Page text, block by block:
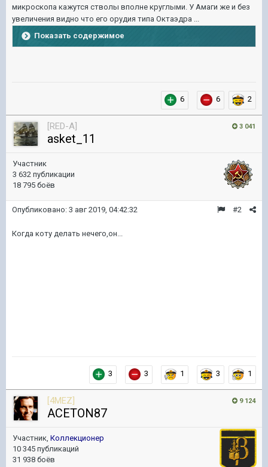
микроскопа кажутся стволы вполне круглыми. У Амаги же и без
увеличения видно что его орудия типа Октаэдра ...
Показать содержимое
6 6 2
3 041
[RED-A]
asket_11
Участник
3 632 публикации
18 795 боёв
#2
Опубликовано: 3 авг 2019, 04:42:32
Когда коту делать нечего,он...
3 3 1 3 1
9 124
[4MEZ]
ACETON87
Участник, Коллекционер
10 345 публикаций
31 938 боёв